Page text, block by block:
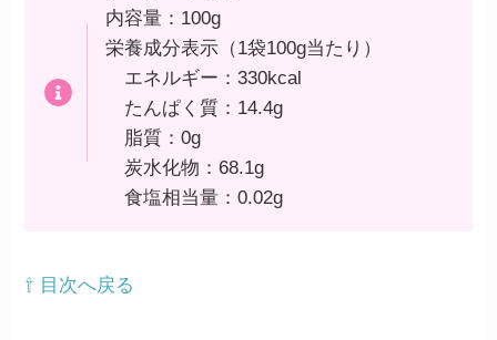
内容量：100g
栄養成分表示（1袋100g当たり）
エネルギー：330kcal
たんぱく質：14.4g
脂質：0g
炭水化物：68.1g
食塩相当量：0.02g
⇧ 目次へ戻る